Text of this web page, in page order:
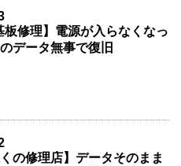
板修理】電源が入らなくなっ
データ無事で復旧
くの修理店】データそのまま